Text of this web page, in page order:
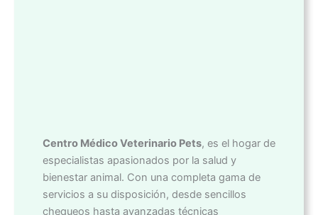
Centro Médico Veterinario Pets, es el hogar de
especialistas apasionados por la salud y
bienestar animal. Con una completa gama de
servicios a su disposición, desde sencillos
chequeos hasta avanzadas técnicas